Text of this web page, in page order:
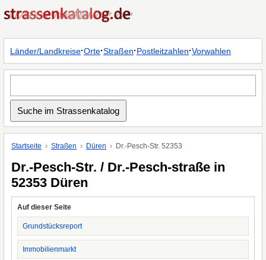
Länder/Landkreise·Orte·Straßen·Postleitzahlen·Vorwahlen
Startseite Straßen Düren Dr.-Pesch-Str. 52353
Dr.-Pesch-Str. / Dr.-Pesch-straße in
52353 Düren
Auf dieser Seite
Grundstücksreport
Immobilienmarkt